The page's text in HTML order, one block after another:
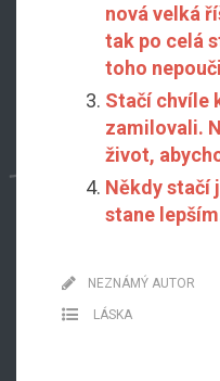
nová velká
tak po celá
toho
Stačí chvíle
zamilovali.
život,
Někdy stačí
stane
NEZNÁMÝ AUTOR
LÁSKA